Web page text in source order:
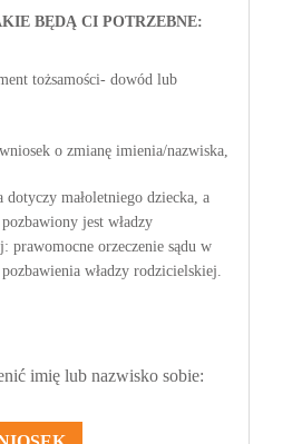
BĘDĄ CI POTRZEBNE:
tożsamości- dowód lub
o zmianę imienia/nazwiska,
dotyczy małoletniego dziecka, a
jest władzy
prawomocne orzeczenie sądu w
władzy rodzicielskiej.
imię lub nazwisko sobie: